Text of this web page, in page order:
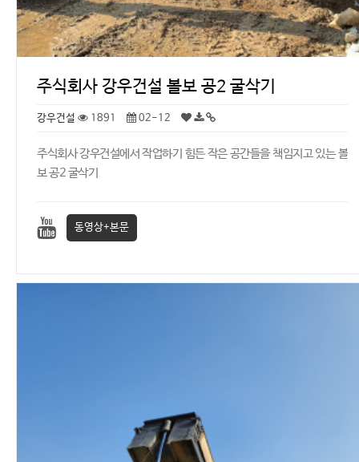
주식회사 강우건설 볼보 공2 굴삭기
강우건설 1891 02-12
주식회사 강우건설에서 작업하기 힘든 작은 공간들을 책임지고 있는 볼
보 공2 굴삭기
동영상+본문